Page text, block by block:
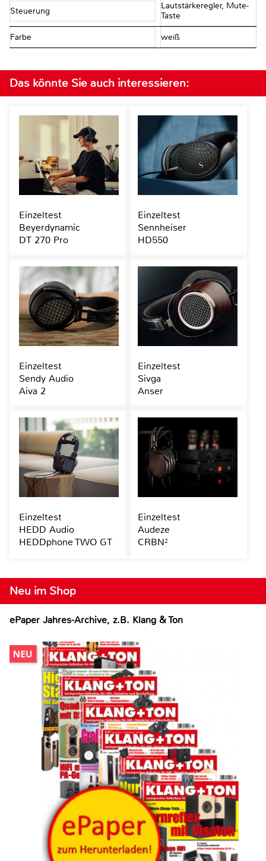
Steuerung
Lautstärkeregler, Mute-
Taste
Farbe weiß
Neu im Shop
ePaper Jahres-Archive, z.B. Klang & Ton
Das könnte Sie auch interessieren:
Einzeltest
Beyerdynamic
DT 270 Pro
Einzeltest
Sennheiser
HD550
Einzeltest
Sendy Audio
Aiva 2
Einzeltest
Sivga
Anser
Einzeltest
HEDD Audio
HEDDphone TWO GT
Einzeltest
Audeze
CRBN²